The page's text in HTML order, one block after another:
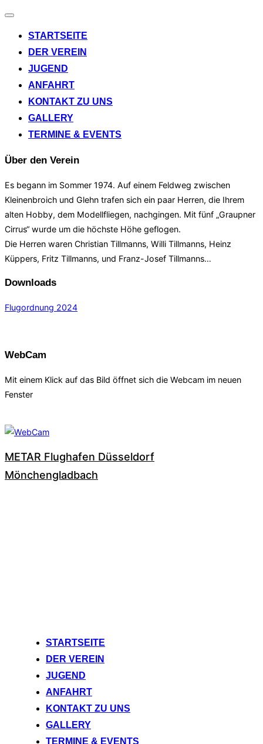
Navigation
STARTSEITE
DER VEREIN
JUGEND
ANFAHRT
KONTAKT ZU UNS
GALLERY
TERMINE & EVENTS
Über den Verein
Es begann im Sommer 1974. Auf einem Feldweg zwischen
Kleinenbroich und Glehn trafen sich ein paar Herren, die Ihrem
alten Hobby, dem Modellfliegen, nachgingen. Mit fünf „Graupner
Cirrus“ wurde um die höchste Höhe geflogen.
Die Herren waren Christian Tillmanns, Willi Tillmanns, Heinz
Küppers, Fritz Tillmanns, und Franz-Josef Tillmanns…
Downloads
Flugordnung 2024
WebCam
Mit einem Klick auf das Bild öffnet sich die Webcam im neuen
Fenster
METAR Flughafen Düsseldorf
Mönchengladbach
STARTSEITE
DER VEREIN
JUGEND
ANFAHRT
KONTAKT ZU UNS
GALLERY
TERMINE & EVENTS